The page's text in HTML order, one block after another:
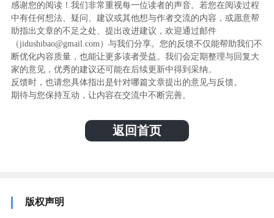
感谢您的阅读！我们非常重视每一位读者的声音。若您在阅读过程
中有任何想法、疑问、建议或其他想与作者交流的内容，或愿意帮
助指出文章的不足之处、提出改进建议，欢迎通过邮件
（jidushibao@gmail.com）与我们分享。您的反馈不仅能帮助我们不
断优化内容质量，也能让更多读者受益。我们会定期整理与回复大
家的意见，优秀的建议还可能在后续更新中得到采纳。
反馈时，也请您具体指出是针对哪篇文章提出的意见与反馈。
期待与您保持互动，让内容在交流中不断完善。
返回首页
版权声明